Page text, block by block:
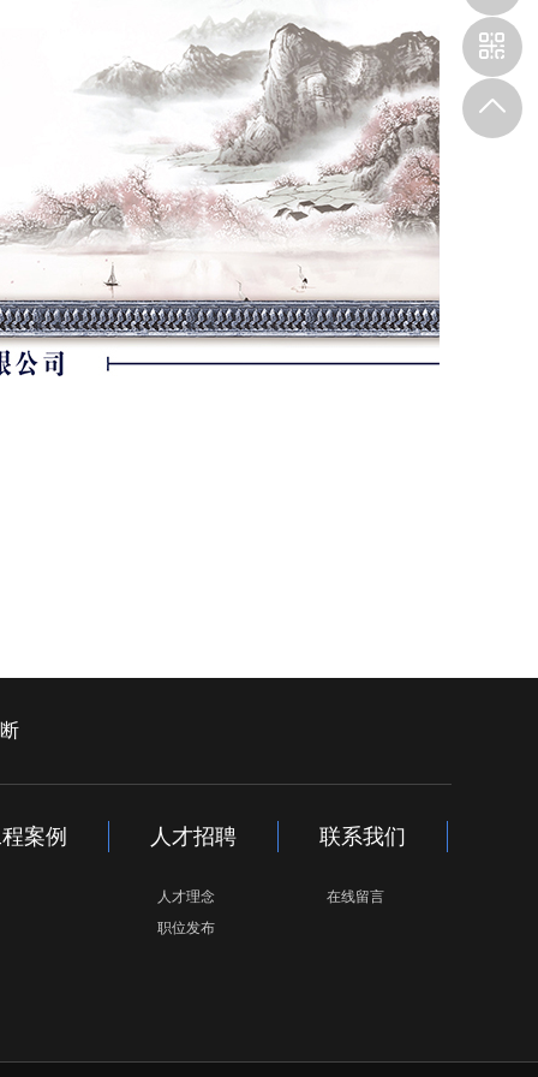
案例 人才招聘
人才理念
职位发布
联系我们
在线留言